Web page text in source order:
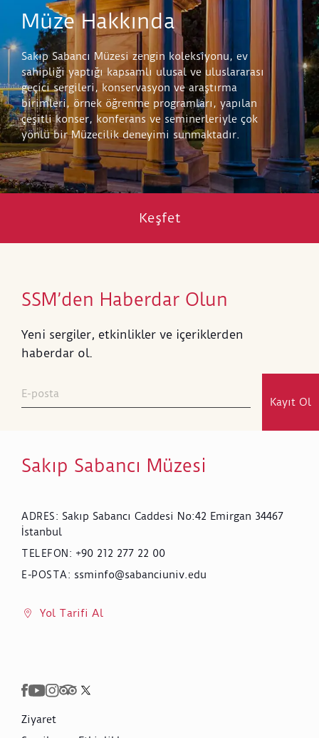
Müze Hakkında
Sakıp Sabancı Müzesi zengin koleksiyonu, ev
sahipliği yaptığı kapsamlı ulusal ve uluslararası
geçici sergileri, konservasyon ve araştırma
birimleri, örnek öğrenme programları, yapılan
çeşitli konser, konferans ve seminerleriyle çok
yönlü bir Müzecilik deneyimi sunmaktadır.
Keşfet
SSM’den Haberdar Olun
Yeni sergiler, etkinlikler ve içeriklerden
haberdar ol.
Kayıt Ol
Sakıp Sabancı Müzesi
ADRES: Sakıp Sabancı Caddesi No:42 Emirgan 34467
İstanbul
TELEFON : +90 212 277 22 00
E-POSTA: ssminfo@sabanciuniv.edu
Yol Tarifi Al
Ziyaret